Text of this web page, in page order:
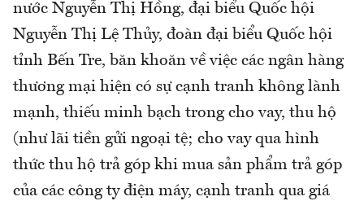
nước Nguyễn Thị Hồng, đại biểu Quốc hội
Nguyễn Thị Lệ Thủy, đoàn đại biểu Quốc hội
tỉnh Bến Tre, băn khoăn về việc các ngân hàng
thương mại hiện có sự cạnh tranh không lành
mạnh, thiếu minh bạch trong cho vay, thu hộ
(như lãi tiền gửi ngoại tệ; cho vay qua hình
thức thu hộ trả góp khi mua sản phẩm trả góp
của các công ty điện máy, cạnh tranh qua giá